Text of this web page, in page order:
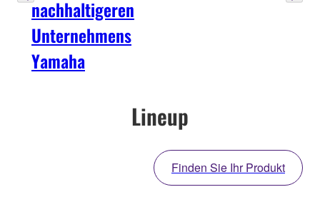
nachhaltigeren
Unternehmens
Yamaha
Lineup
Finden Sie Ihr Produkt